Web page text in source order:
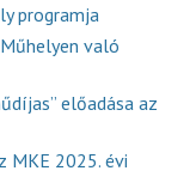
programja
való
előadása az
MKE 2025. évi